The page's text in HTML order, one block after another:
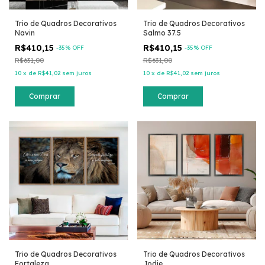
Trio de Quadros Decorativos
Navin
R$410,15 -35% OFF
R$631,00
10 x de R$41,02 sem juros
Comprar
Trio de Quadros Decorativos
Salmo 37.5
R$410,15 -35% OFF
R$631,00
10 x de R$41,02 sem juros
Comprar
Trio de Quadros Decorativos
Trio de Quadros Decorativos